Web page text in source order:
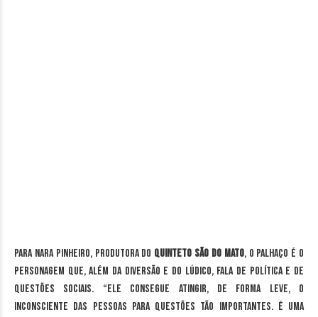
Para Nara Pinheiro, produtora do Quinteto São do Mato, o palhaço é o
personagem que, além da diversão e do lúdico, fala de política e de
questões sociais. “Ele consegue atingir, de forma leve, o
inconsciente das pessoas para questões tão importantes. É uma